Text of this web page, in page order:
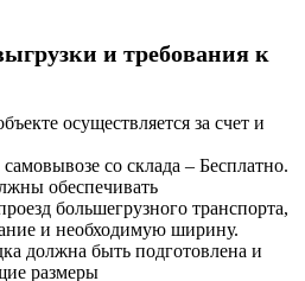
и требования к
осуществляется за счет и
со склада – Бесплатно.
обеспечивать
большегрузного транспорта,
и необходимую ширину.
должна быть подготовлена и
размеры